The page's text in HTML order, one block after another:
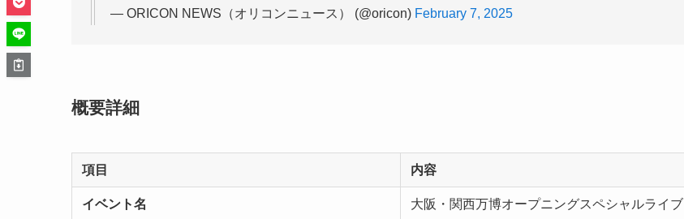
— ORICON NEWS（オリコンニュース） (@oricon) February 7, 2025
概要詳細
項目 内容
イベント名 大阪・関西万博オープニングスペシャルライブ